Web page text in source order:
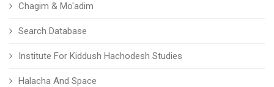
Chagim & Mo'adim
Search Database
Institute For Kiddush Hachodesh Studies
Halacha And Space